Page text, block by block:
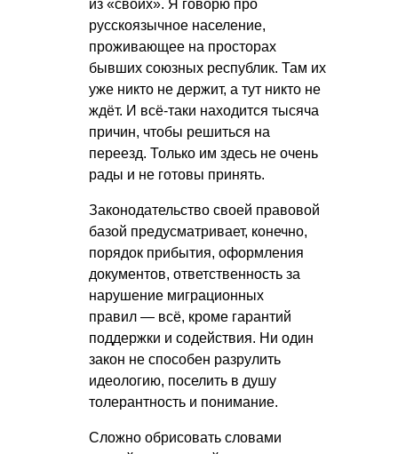
из «своих». Я говорю про
русскоязычное население,
проживающее на просторах
бывших союзных республик. Там их
уже никто не держит, а тут никто не
ждёт. И всё-таки находится тысяча
причин, чтобы решиться на
переезд. Только им здесь не очень
рады и не готовы принять.
Законодательство своей правовой
базой предусматривает, конечно,
порядок прибытия, оформления
документов, ответственность за
нарушение миграционных
правил — всё, кроме гарантий
поддержки и содействия. Ни один
закон не способен разрулить
идеологию, поселить в душу
толерантность и понимание.
Сложно обрисовать словами